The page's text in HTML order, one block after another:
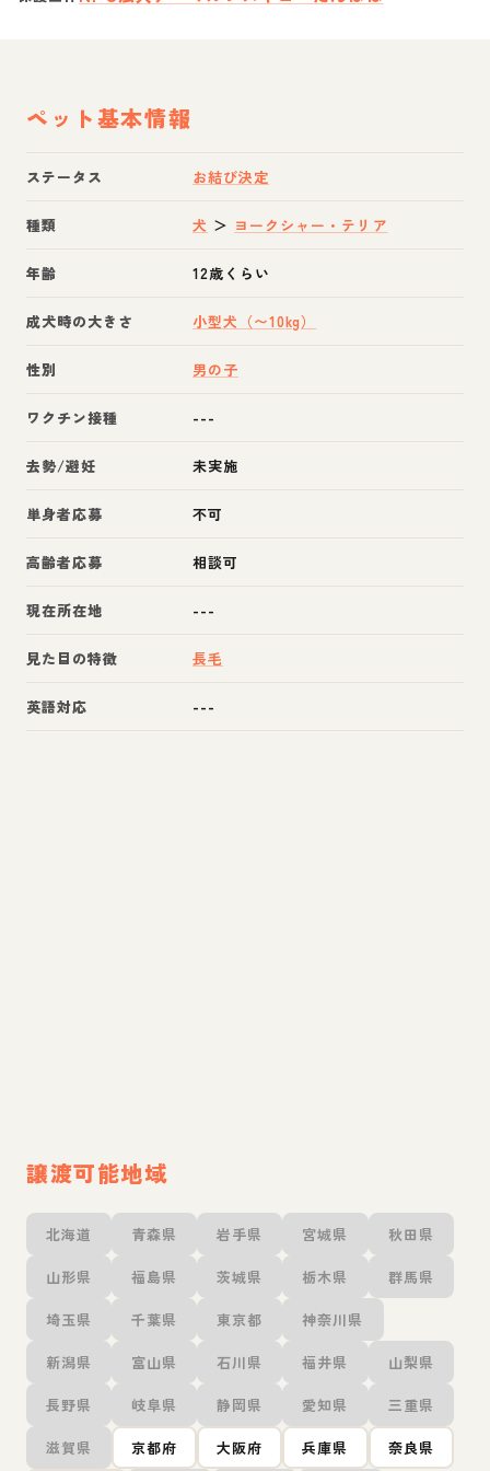
ペット基本情報
ステータス お結び決定
種類 犬 ＞ ヨークシャー・テリア
年齢 12歳くらい
成犬時の大きさ 小型犬（〜10kg）
性別 男の子
ワクチン接種 ---
去勢/避妊 未実施
単身者応募 不可
高齢者応募 相談可
現在所在地 ---
見た目の特徴 長毛
英語対応 ---
譲渡可能地域
北海道 青森県 岩手県 宮城県 秋田県
山形県 福島県 茨城県 栃木県 群馬県
埼玉県 千葉県 東京都 神奈川県
新潟県 富山県 石川県 福井県 山梨県
長野県 岐阜県 静岡県 愛知県 三重県
滋賀県 京都府 大阪府 兵庫県 奈良県